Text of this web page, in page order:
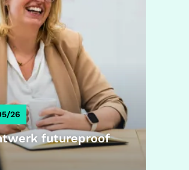
26
futureproof